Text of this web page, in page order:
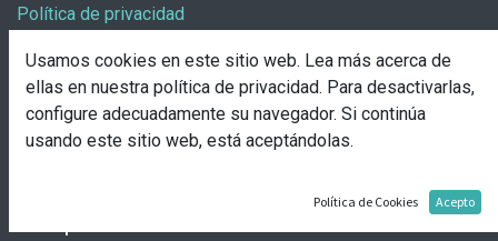
Política de privacidad
Información / Franquicias
Abre tu tienda
Pasos para abrir tu tienda
Usamos cookies en este sitio web. Lea más acerca de
ellas en nuestra política de privacidad. Para desactivarlas,
configure adecuadamente su navegador. Si continúa
usando este sitio web, está aceptándolas.
Política de Cookies Acepto